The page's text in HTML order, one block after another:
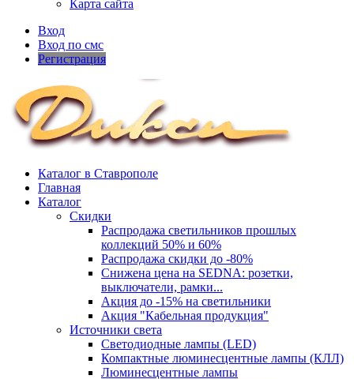
Карта сайта
Вход
Вход по смс
Регистрация
Каталог в Ставрополе
Главная
Каталог
Скидки
Распродажа светильников прошлых
коллекций 50% и 60%
Распродажа скидки до -80%
Cнижена цена на SEDNA: розетки,
выключатели, рамки...
Акция до -15% на светильники
Акция "Кабельная продукция"
Источники света
Светодиодные лампы (LED)
Компактные люминесцентные лампы (КЛЛ)
Люминесцентные лампы